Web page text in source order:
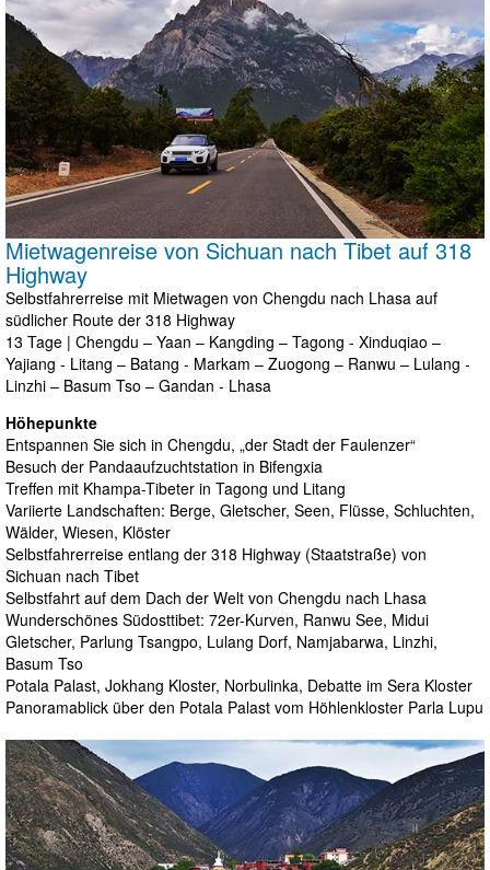
Mietwagenreise von Sichuan nach Tibet auf 318
Highway
Selbstfahrerreise mit Mietwagen von Chengdu nach Lhasa auf
südlicher Route der 318 Highway
13 Tage | Chengdu – Yaan – Kangding – Tagong - Xinduqiao –
Yajiang - Litang – Batang - Markam – Zuogong – Ranwu – Lulang -
Linzhi – Basum Tso – Gandan - Lhasa
Höhepunkte
Entspannen Sie sich in Chengdu, „der Stadt der Faulenzer“
Besuch der Pandaaufzuchtstation in Bifengxia
Treffen mit Khampa-Tibeter in Tagong und Litang
Variierte Landschaften: Berge, Gletscher, Seen, Flüsse, Schluchten,
Wälder, Wiesen, Klöster
Selbstfahrerreise entlang der 318 Highway (Staatstraße) von
Sichuan nach Tibet
Selbstfahrt auf dem Dach der Welt von Chengdu nach Lhasa
Wunderschönes Südosttibet: 72er-Kurven, Ranwu See, Midui
Gletscher, Parlung Tsangpo, Lulang Dorf, Namjabarwa, Linzhi,
Basum Tso
Potala Palast, Jokhang Kloster, Norbulinka, Debatte im Sera Kloster
Panoramablick über den Potala Palast vom Höhlenkloster Parla Lupu